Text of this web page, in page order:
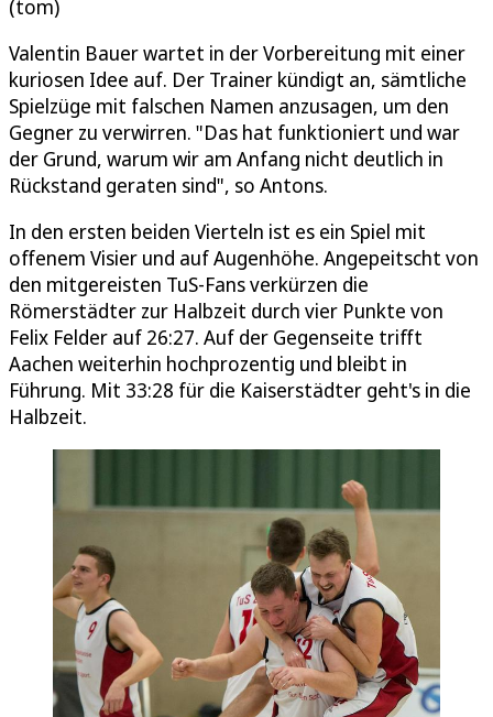
(tom)
Valentin Bauer wartet in der Vorbereitung mit einer
kuriosen Idee auf. Der Trainer kündigt an, sämtliche
Spielzüge mit falschen Namen anzusagen, um den
Gegner zu verwirren. "Das hat funktioniert und war
der Grund, warum wir am Anfang nicht deutlich in
Rückstand geraten sind", so Antons.
In den ersten beiden Vierteln ist es ein Spiel mit
offenem Visier und auf Augenhöhe. Angepeitscht von
den mitgereisten TuS-Fans verkürzen die
Römerstädter zur Halbzeit durch vier Punkte von
Felix Felder auf 26:27. Auf der Gegenseite trifft
Aachen weiterhin hochprozentig und bleibt in
Führung. Mit 33:28 für die Kaiserstädter geht's in die
Halbzeit.